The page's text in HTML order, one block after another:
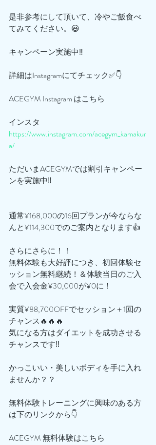
是非参考にして頂いて、冷やご飯食べ
てみてください。😃
キャンペーン実施中‼️
詳細はInstagramにてチェック✅👇
ACEGYM Instagram はこちら
インスタ
https://www.instagram.com/acegym_kamakur
a/
ただいまACEGYMでは割引キャンペー
ンを実施中‼️
通常¥168,000の16回プランが今ならな
んと¥114,300でのご案内となります👍
さらにさらに！！
無料体験も大好評につき、初回体験セ
ッション無料継続！＆体験当日のご入
会で入会金¥30,000が¥0に！
実質¥88,700OFFでセッション＋1回の
チャンス🔥🔥🔥
気になる方はダイエットを成功させる
チャンスです‼️
かっこいい・美しいボディを手に入れ
ませんか？？
無料体験トレーニングに興味のある方
は下のリンクから👇
ACEGYM 無料体験はこちら